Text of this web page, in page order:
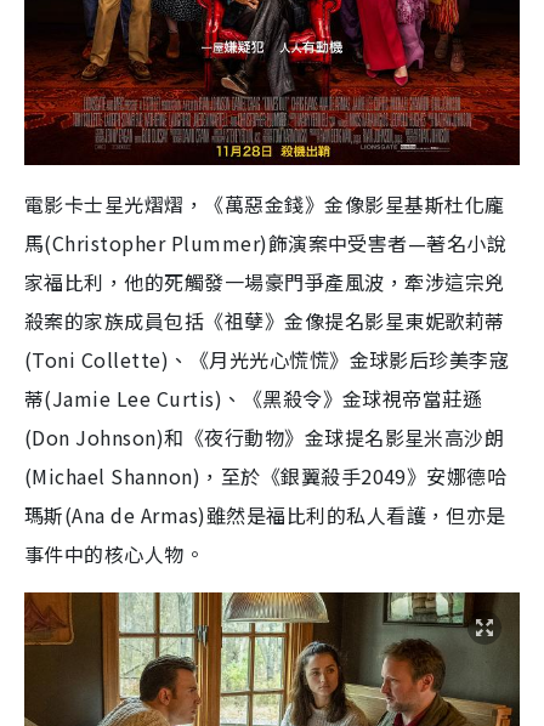
電影卡士星光熠熠，
《萬惡金錢》金像影星基斯杜化龐
馬(Christopher Plummer)飾演案中受害者—著名小說
家福比利，他的死觸發一場豪門爭產風波，牽涉這宗兇
殺案的家族成員包括 《祖孽》金像提名影星東妮歌莉蒂
(Toni Collette) 、《月光光心慌慌》金球影后珍美李寇
蒂(Jamie Lee Curtis) 、《黑殺令》金球視帝當莊遜
(Don Johnson)和 《夜行動物》金球提名影星米高沙朗
(Michael Shannon) ， 至於 《銀翼殺手2049》安娜德哈
瑪斯(Ana de Armas)雖然是福比利的私人看護，但亦是
事件中的核心人物。